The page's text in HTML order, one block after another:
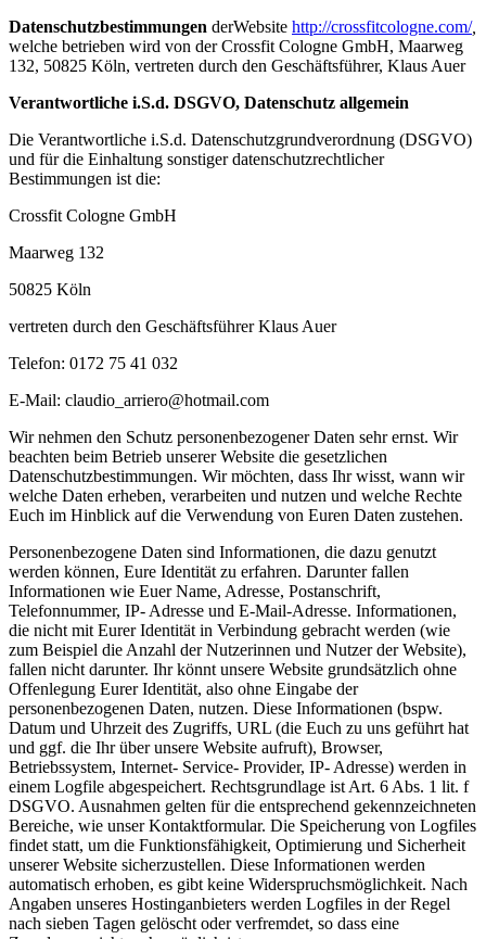
Datenschutzbestimmungen derWebsite http://crossfitcologne.com/,
welche betrieben wird von der Crossfit Cologne GmbH, Maarweg
132, 50825 Köln, vertreten durch den Geschäftsführer, Klaus Auer
Verantwortliche i.S.d. DSGVO, Datenschutz allgemein
Die Verantwortliche i.S.d. Datenschutzgrundverordnung (DSGVO)
und für die Einhaltung sonstiger datenschutzrechtlicher
Bestimmungen ist die:
Crossfit Cologne GmbH
Maarweg 132
50825 Köln
vertreten durch den Geschäftsführer Klaus Auer
Telefon: 0172 75 41 032
E-Mail: claudio_arriero@hotmail.com
Wir nehmen den Schutz personenbezogener Daten sehr ernst. Wir
beachten beim Betrieb unserer Website die gesetzlichen
Datenschutzbestimmungen. Wir möchten, dass Ihr wisst, wann wir
welche Daten erheben, verarbeiten und nutzen und welche Rechte
Euch im Hinblick auf die Verwendung von Euren Daten zustehen.
Personenbezogene Daten sind Informationen, die dazu genutzt
werden können, Eure Identität zu erfahren. Darunter fallen
Informationen wie Euer Name, Adresse, Postanschrift,
Telefonnummer, IP- Adresse und E-Mail-Adresse. Informationen,
die nicht mit Eurer Identität in Verbindung gebracht werden (wie
zum Beispiel die Anzahl der Nutzerinnen und Nutzer der Website),
fallen nicht darunter. Ihr könnt unsere Website grundsätzlich ohne
Offenlegung Eurer Identität, also ohne Eingabe der
personenbezogenen Daten, nutzen. Diese Informationen (bspw.
Datum und Uhrzeit des Zugriffs, URL (die Euch zu uns geführt hat
und ggf. die Ihr über unsere Website aufruft), Browser,
Betriebssystem, Internet- Service- Provider, IP- Adresse) werden in
einem Logfile abgespeichert. Rechtsgrundlage ist Art. 6 Abs. 1 lit. f
DSGVO. Ausnahmen gelten für die entsprechend gekennzeichneten
Bereiche, wie unser Kontaktformular. Die Speicherung von Logfiles
findet statt, um die Funktionsfähigkeit, Optimierung und Sicherheit
unserer Website sicherzustellen. Diese Informationen werden
automatisch erhoben, es gibt keine Widerspruchsmöglichkeit. Nach
Angaben unseres Hostinganbieters werden Logfiles in der Regel
nach sieben Tagen gelöscht oder verfremdet, so dass eine